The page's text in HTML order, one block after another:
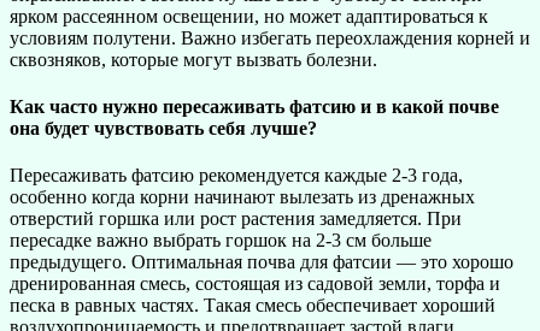
ярком рассеянном освещении, но может адаптироваться к
условиям полутени. Важно избегать переохлаждения корней и
сквозняков, которые могут вызвать болезни.
Как часто нужно пересаживать фатсию и в какой почве
она будет чувствовать себя лучше?
Пересаживать фатсию рекомендуется каждые 2-3 года,
особенно когда корни начинают вылезать из дренажных
отверстий горшка или рост растения замедляется. При
пересадке важно выбрать горшок на 2-3 см больше
предыдущего. Оптимальная почва для фатсии — это хорошо
дренированная смесь, состоящая из садовой земли, торфа и
песка в равных частях. Такая смесь обеспечивает хороший
воздухопроницаемость и предотвращает застой влаги.